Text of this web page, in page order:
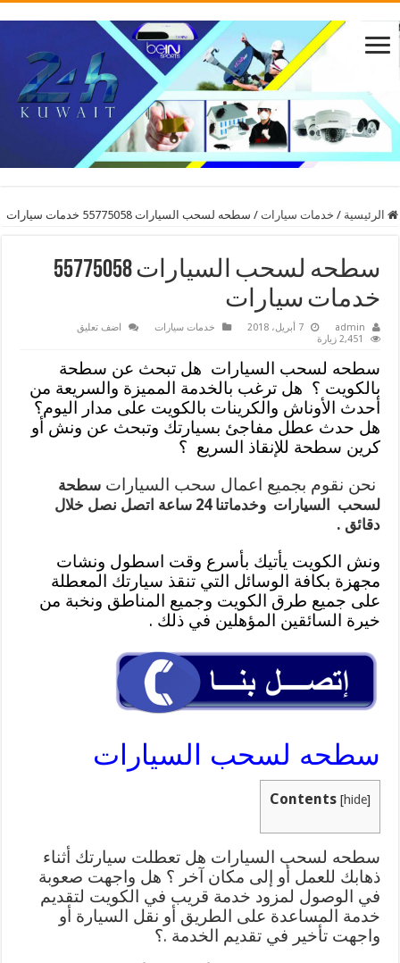
الرئيسية / خدمات سيارات / سطحه لسحب السيارات 55775058 خدمات سيارات
سطحه لسحب السيارات 55775058
خدمات سيارات
admin 7 أبريل، 2018 خدمات سيارات
اضف تعليق
2,451 زيارة
سطحه لسحب السيارات هل تبحث عن سطحة
بالكويت ؟ هل ترغب بالخدمة المميزة والسريعة من
أحدث الأوناش والكرينات بالكويت على مدار اليوم؟
هل حدث عطل مفاجئ بسيارتك وتبحث عن ونش أو
كرين سطحة للإنقاذ السريع ؟
نحن نقوم بجميع اعمال سحب السياراتسطحة
لسحب السيارات وخدماتنا 24 ساعة اتصل نصل خلال
دقائق .
ونش الكويت يأتيك بأسرع وقت اسطول ونشات
مجهزة بكافة الوسائل التي تنقذ سيارتك المعطلة
على جميع طرق الكويت وجميع المناطق ونخبة من
خيرة السائقين المؤهلين في ذلك .
سطحه لسحب السيارات
Contents [hide]
سطحه لسحب السيارات هل تعطلت سيارتك أثناء
ذهابك للعمل أو إلى مكان آخر ؟ هل واجهت صعوبة
في الوصول لمزود خدمة قريب في الكويت لتقديم
خدمة المساعدة على الطريق أو نقل السيارة أو
واجهت تأخير في تقديم الخدمة .؟